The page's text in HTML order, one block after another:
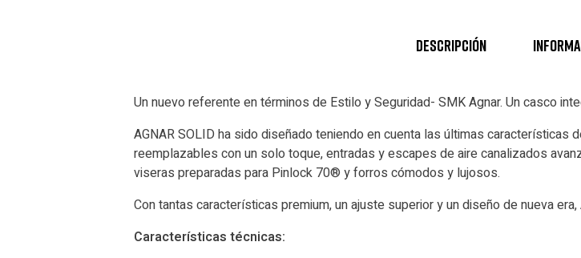
Descripción
Un nuevo referente en términos de Estilo y Seguridad- SMK Agnar. Un casco
AGNAR SOLID ha sido diseñado teniendo en cuenta las últimas características
reemplazables con un solo toque, entradas y escapes de aire canalizados
viseras preparadas para Pinlock 70® y forros cómodos y lujosos.
Con tantas características premium, un ajuste superior y un diseño de nueva era,
Características técnicas: